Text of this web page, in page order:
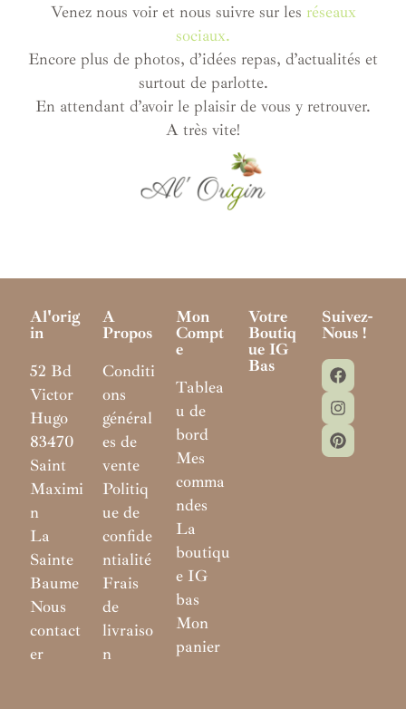
Venez nous voir et nous suivre sur les réseaux
sociaux.
Encore plus de photos, d’idées repas, d’actualités et
surtout de parlotte.
En attendant d’avoir le plaisir de vous y retrouver.
A très vite!
Al'orig
In
52 Bd
Victor
Hugo
83470
Saint
Maximi
n
La
Sainte
Baume
Nous
contact
er
A
Propos
Conditi
ons
général
es de
vente
Politiq
ue de
confide
ntialité
Frais
de
livraiso
n
Mon
Compt
E
Tablea
u de
bord
Mes
comma
ndes
La
boutiqu
e IG
bas
Mon
panier
Votre
Boutiq
Ue IG
Bas
Suivez-
Nous !